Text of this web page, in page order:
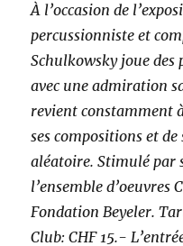
À l’occasion de
percussionniste et
Schulkowsky joue des
avec une admiration
revient constamment
ses compositions et
aléatoire. Stimulé par
l’ensemble d’oeuvres
Fondation Beyeler.
Club: CHF 15.-